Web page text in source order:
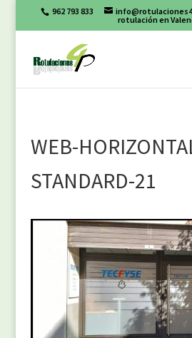
962 793 833
rotulación en
WEB-
STANDARD-21